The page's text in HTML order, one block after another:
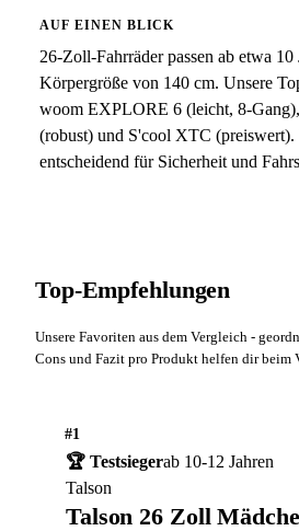
AUF EINEN BLICK
26-Zoll-Fahrräder passen ab etwa 10
Körpergröße von 140 cm. Unsere
woom EXPLORE 6 (leicht, 8-
(robust) und S'cool XTC
entscheidend für Sicherheit und
Top-Empfehlungen
Unsere Favoriten aus dem Vergleich -
Cons und Fazit pro Produkt helfen dir beim
#1
🏆 Testsiegerab 10-12 Jahren
Talson
Talson 26 Zoll